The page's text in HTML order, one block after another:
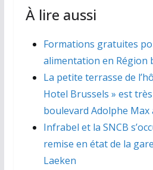
À lire aussi
Formations gratuites
alimentation en Région
La petite terrasse de
Hotel Brussels » est
boulevard Adolphe Max
Infrabel et la SNCB
remise en état de la
Laeken